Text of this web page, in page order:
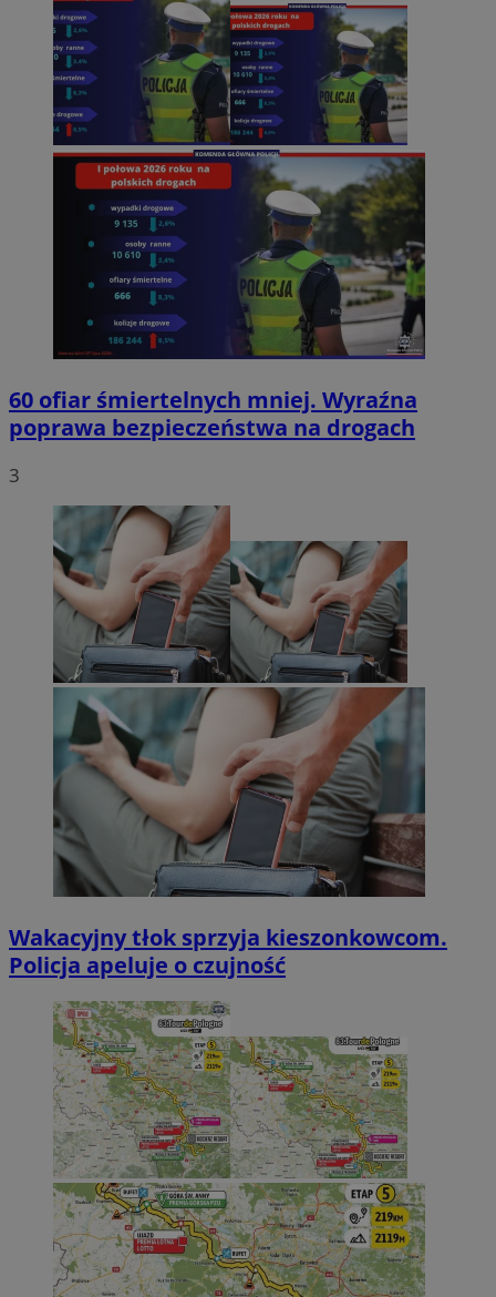
60 ofiar śmiertelnych mniej. Wyraźna
poprawa bezpieczeństwa na drogach
3
Wakacyjny tłok sprzyja kieszonkowcom.
Policja apeluje o czujność